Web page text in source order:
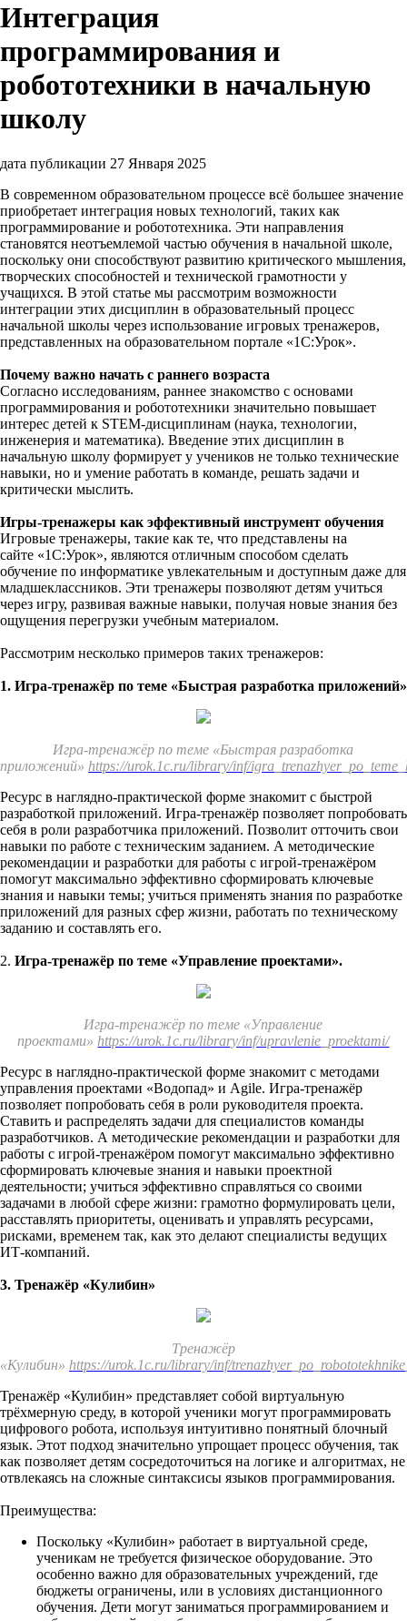
Интеграция
программирования и
робототехники в начальную
школу
дата публикации 27 Января 2025
В современном образовательном процессе всё большее значение
приобретает интеграция новых технологий, таких как
программирование и робототехника. Эти направления
становятся неотъемлемой частью обучения в начальной школе,
поскольку они способствуют развитию критического мышления,
творческих способностей и технической грамотности у
учащихся. В этой статье мы рассмотрим возможности
интеграции этих дисциплин в образовательный процесс
начальной школы через использование игровых тренажеров,
представленных на образовательном портале «1C:Урок».
Почему важно начать с раннего возраста
Согласно исследованиям, раннее знакомство с основами
программирования и робототехники значительно повышает
интерес детей к STEM-дисциплинам (наука, технологии,
инженерия и математика). Введение этих дисциплин в
начальную школу формирует у учеников не только технические
навыки, но и умение работать в команде, решать задачи и
критически мыслить.
Игры-тренажеры как эффективный инструмент обучения
Игровые тренажеры, такие как те, что представлены на
сайте «1С:Урок», являются отличным способом сделать
обучение по информатике увлекательным и доступным даже для
младшеклассников. Эти тренажеры позволяют детям учиться
через игру, развивая важные навыки, получая новые знания без
ощущения перегрузки учебным материалом.
Рассмотрим несколько примеров таких тренажеров:
1. Игра-тренажёр по теме «Быстрая разработка приложений»
Игра-тренажёр по теме «Быстрая разработка
приложений» https://urok.1c.ru/library/inf/
Ресурс в наглядно-практической форме знакомит с быстрой
разработкой приложений. Игра-тренажёр позволяет попробовать
себя в роли разработчика приложений. Позволит отточить свои
навыки по работе с техническим заданием. А методические
рекомендации и разработки для работы с игрой-тренажёром
помогут максимально эффективно сформировать ключевые
знания и навыки темы; учиться применять знания по разработке
приложений для разных сфер жизни, работать по техническому
заданию и составлять его.
2. Игра-тренажёр по теме «Управление проектами».
Игра-тренажёр по теме «Управление
проектами» https://urok.1c.ru/library/inf/upravlenie_proektami/
Ресурс в наглядно-практической форме знакомит с методами
управления проектами «Водопад» и Agile. Игра-тренажёр
позволяет попробовать себя в роли руководителя проекта.
Ставить и распределять задачи для специалистов команды
разработчиков. А методические рекомендации и разработки для
работы с игрой-тренажёром помогут максимально эффективно
сформировать ключевые знания и навыки проектной
деятельности; учиться эффективно справляться со своими
задачами в любой сфере жизни: грамотно формулировать цели,
расставлять приоритеты, оценивать и управлять ресурсами,
рисками, временем так, как это делают специалисты ведущих
ИТ-компаний.
3. Тренажёр «Кулибин»
Тренажёр
«Кулибин» https://urok.1c.ru/library/inf/
Тренажёр «Кулибин» представляет собой виртуальную
трёхмерную среду, в которой ученики могут программировать
цифрового робота, используя интуитивно понятный блочный
язык. Этот подход значительно упрощает процесс обучения, так
как позволяет детям сосредоточиться на логике и алгоритмах, не
отвлекаясь на сложные синтаксисы языков программирования.
Преимущества:
Поскольку «Кулибин» работает в виртуальной среде,
ученикам не требуется физическое оборудование. Это
особенно важно для образовательных учреждений, где
бюджеты ограничены, или в условиях дистанционного
обучения. Дети могут заниматься программированием и